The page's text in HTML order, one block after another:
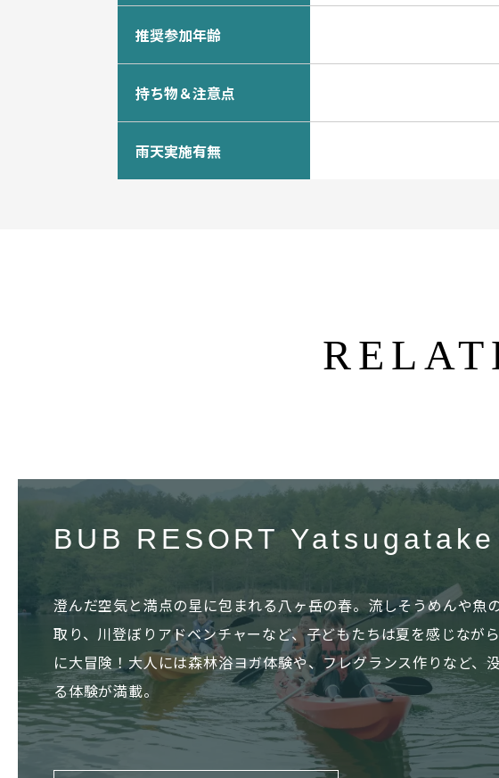
推奨参加年齢
持ち物＆注意点
雨天実施有無
BUB RESORT Yatsugatake
澄んだ空気と満点の星に包まれる八ヶ岳の春。流しそうめんや魚
取り、川登ぼりアドベンチャーなど、子どもたちは夏を感じなが
に大冒険！大人には森林浴ヨガ体験や、フレグランス作りなど、
る体験が満載。